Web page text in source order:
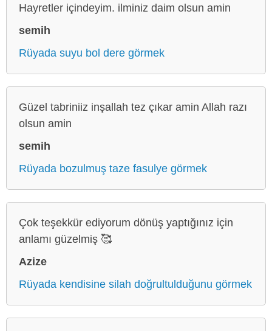
Hayretler içindeyim. ilminiz daim olsun amin
semih
Rüyada suyu bol dere görmek
Güzel tabriniiz inşallah tez çıkar amin Allah razı
olsun amin
semih
Rüyada bozulmuş taze fasulye görmek
Çok teşekkür ediyorum dönüş yaptığınız için
anlamı güzelmiş 🥰
Azize
Rüyada kendisine silah doğrultulduğunu görmek